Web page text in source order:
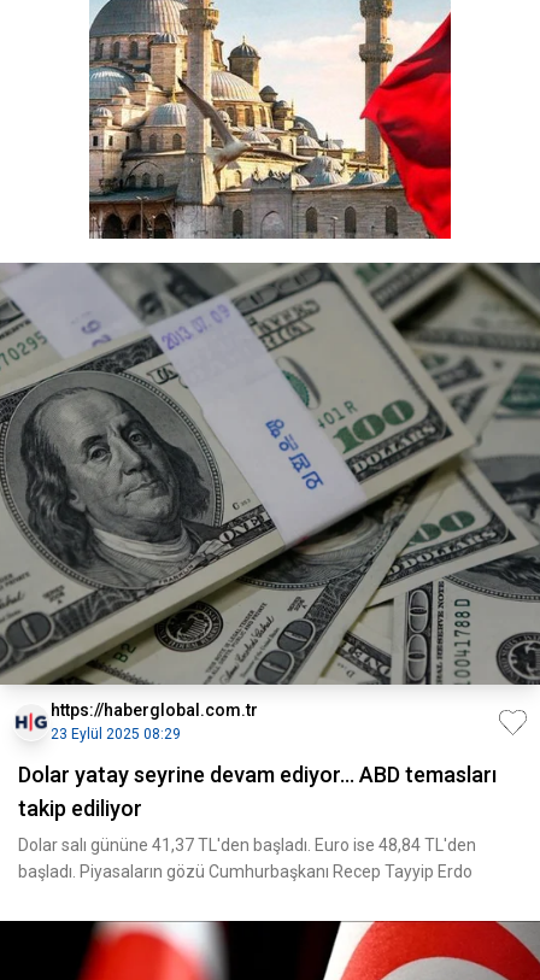
https://haberglobal.com.tr
23 Eylül 2025 08:29
Dolar yatay seyrine devam ediyor... ABD temasları
takip ediliyor
Dolar salı gününe 41,37 TL'den başladı. Euro ise 48,84 TL'den
başladı. Piyasaların gözü Cumhurbaşkanı Recep Tayyip Erdo